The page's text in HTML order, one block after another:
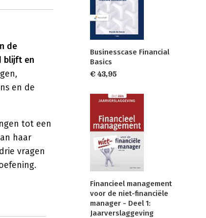
de
blijft en
en de
tot een
haar
vragen
Businesscase Financial
Basics
€ 43,95
Financieel management
voor de niet-financiële
manager - Deel 1:
Jaarverslaggeving